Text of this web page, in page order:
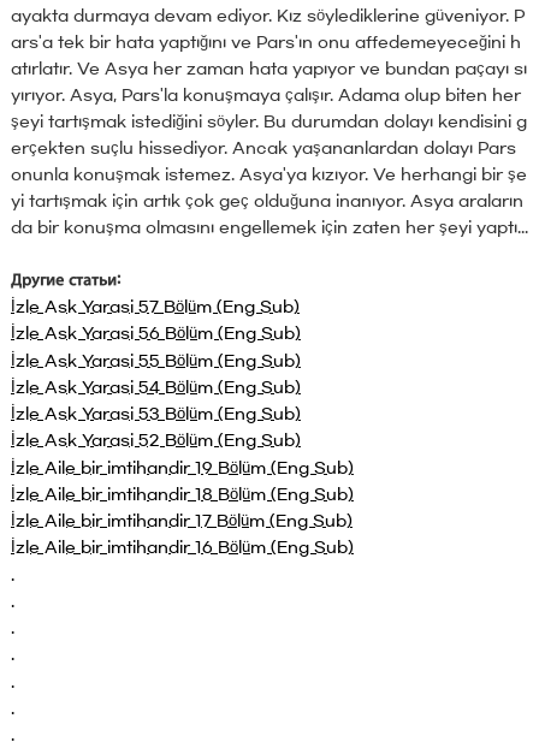
ayakta durmaya devam ediyor. Kız söylediklerine güveniyor. P
ars'a tek bir hata yaptığını ve Pars'ın onu affedemeyeceğini h
atırlatır. Ve Asya her zaman hata yapıyor ve bundan paçayı sı
yırıyor. Asya, Pars'la konuşmaya çalışır. Adama olup biten her
şeyi tartışmak istediğini söyler. Bu durumdan dolayı kendisini g
erçekten suçlu hissediyor. Ancak yaşananlardan dolayı Pars
onunla konuşmak istemez. Asya'ya kızıyor. Ve herhangi bir şe
yi tartışmak için artık çok geç olduğuna inanıyor. Asya araların
da bir konuşma olmasını engellemek için zaten her şeyi yaptı...
Другие статьи:
İzle Ask Yarasi 57 Bölüm (Eng Sub)
İzle Ask Yarasi 56 Bölüm (Eng Sub)
İzle Ask Yarasi 55 Bölüm (Eng Sub)
İzle Ask Yarasi 54 Bölüm (Eng Sub)
İzle Ask Yarasi 53 Bölüm (Eng Sub)
İzle Ask Yarasi 52 Bölüm (Eng Sub)
İzle Aile bir imtihandir 19 Bölüm (Eng Sub)
İzle Aile bir imtihandir 18 Bölüm (Eng Sub)
İzle Aile bir imtihandir 17 Bölüm (Eng Sub)
İzle Aile bir imtihandir 16 Bölüm (Eng Sub)
.
.
.
.
.
.
.